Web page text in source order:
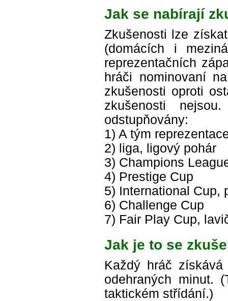
Jak se nabírají
Zkušenosti lze
(domácích i
reprezentačních
hráči nominovaní
zkušenosti oproti
zkušenosti
odstupňovány:
1) A tým
2) liga, ligový pohár
3) Champions
4) Prestige Cup
5) International Cup,
6) Challenge Cup
7) Fair Play Cup,
Jak je to se
Každý hráč
odehraných minut.
taktickém střídání.)